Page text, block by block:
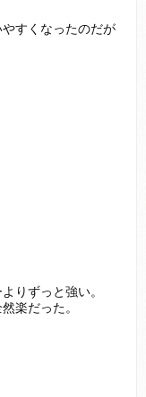
すくなったのだが
りずっと強い。
楽だった。